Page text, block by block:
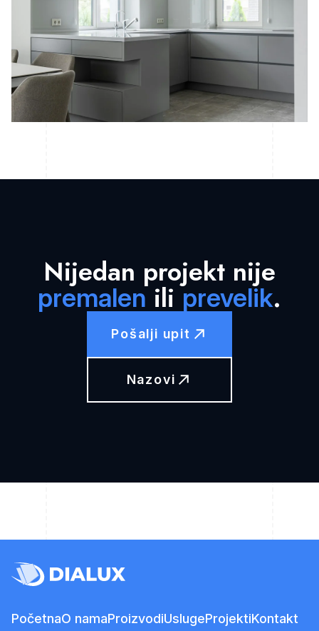
Nijedan projekt nije
premaleniliprevelik.
Pošalji upit
Nazovi
PočetnaO namaProizvodiUslugeProjektiKontakt